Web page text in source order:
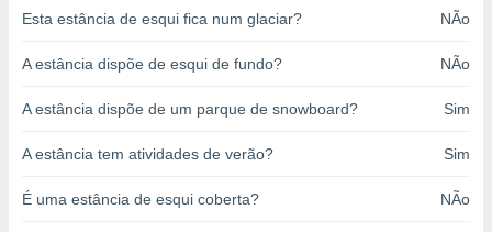
Esta estância de esqui fica num glaciar? NÃo
A estância dispõe de esqui de fundo? NÃo
A estância dispõe de um parque de snowboard? Sim
A estância tem atividades de verão? Sim
É uma estância de esqui coberta? NÃo